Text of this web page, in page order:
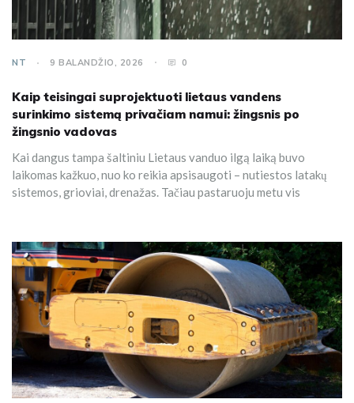
NT 9 BALANDŽIO, 2026 0
Kaip teisingai suprojektuoti lietaus vandens
surinkimo sistemą privačiam namui: žingsnis po
žingsnio vadovas
Kai dangus tampa šaltiniu Lietaus vanduo ilgą laiką buvo
laikomas kažkuo, nuo ko reikia apsisaugoti – nutiestos latakų
sistemos, grioviai, drenažas. Tačiau pastaruoju metu vis